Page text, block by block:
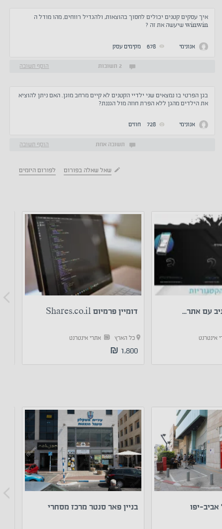
איך עסקים קטנים יכולים לחסוך בהוצאות, ולהגדיל רווחים, מהו מודל ה
winwin שיעשה את זה ?
אנונימי 678 מקימים עסק
2 תשובות הוסף תשובה
בגן הפרטי בו נמצאים שני ילדיי הקטנים לא קיים מרחב מוגן. האם ניתן להוציא
את הילדים מהגן ללא הפרת חוזה מול הגננת?
אנונימי 728 חוזים
תשובה אחת הוסף תשובה
שאל שאלה בפורום לפורום היזמים
עם אתר...
אינטרנט
דומיין פרמיום Shares.co.il
כל הארץ אתרי אינטרנט
1,800 ₪
אביב-יפו בניין פאר סנטר מרכז מסחרי